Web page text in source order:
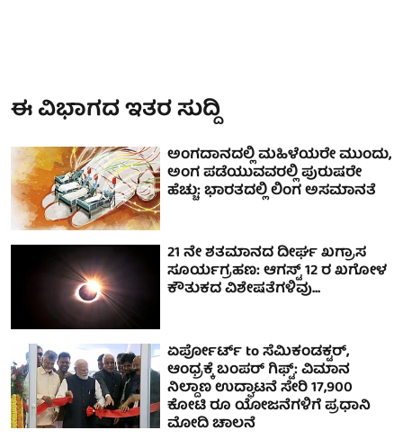
ಈ ವಿಭಾಗದ ಇತರ ಸುದ್ದಿ
ಅಂಗದಾನದಲ್ಲಿ ಮಹಿಳೆಯರೇ ಮುಂದು,
ಅಂಗ ಪಡೆಯುವವರಲ್ಲಿ ಪುರುಷರೇ
ಹೆಚ್ಚು: ಭಾರತದಲ್ಲಿ ಲಿಂಗ ಅಸಮಾನತೆ
21 ನೇ ಶತಮಾನದ ದೀರ್ಘ ಖಗ್ರಾಸ
ಸೂರ್ಯಗ್ರಹಣ: ಆಗಸ್ಟ್ 12 ರ ಖಗೋಳ
ಕೌತುಕದ ವಿಶೇಷತೆಗಳಿವು...
ಏರ್ಪೋರ್ಟ್ to ಸೆಮಿಕಂಡಕ್ಟರ್‌,
ಆಂಧ್ರಕ್ಕೆ ಬಂಪರ್ ಗಿಫ್ಟ್: ವಿಮಾನ
ನಿಲ್ದಾಣ ಉದ್ಘಾಟನೆ ಸೇರಿ 17,900
ಕೋಟಿ ರೂ ಯೋಜನೆಗಳಿಗೆ ಪ್ರಧಾನಿ
ಮೋದಿ ಚಾಲನೆ